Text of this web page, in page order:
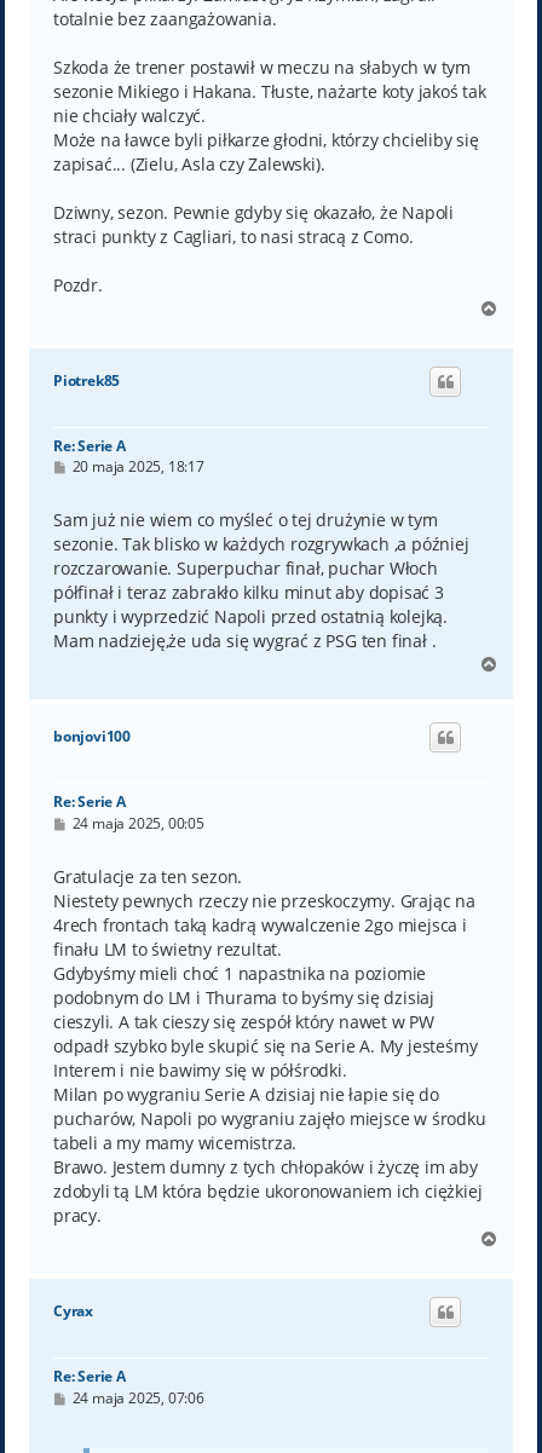
totalnie bez zaangażowania.
Szkoda że trener postawił w meczu na słabych w tym
sezonie Mikiego i Hakana. Tłuste, nażarte koty jakoś tak
nie chciały walczyć.
Może na ławce byli piłkarze głodni, którzy chcieliby się
zapisać... (Zielu, Asla czy Zalewski).
Dziwny, sezon. Pewnie gdyby się okazało, że Napoli
straci punkty z Cagliari, to nasi stracą z Como.
Pozdr.
g
Piotrek85
Re: Serie A
P
t
20 maja 2025, 18:17
Sam już nie wiem co myśleć o tej drużynie w tym
sezonie. Tak blisko w każdych rozgrywkach ,a później
rozczarowanie. Superpuchar finał, puchar Włoch
półfinał i teraz zabrakło kilku minut aby dopisać 3
punkty i wyprzedzić Napoli przed ostatnią kolejką.
Mam nadzieję,że uda się wygrać z PSG ten finał .
g
bonjovi100
Re: Serie A
P
t
24 maja 2025, 00:05
Gratulacje za ten sezon.
Niestety pewnych rzeczy nie przeskoczymy. Grając na
4rech frontach taką kadrą wywalczenie 2go miejsca i
finału LM to świetny rezultat.
Gdybyśmy mieli choć 1 napastnika na poziomie
podobnym do LM i Thurama to byśmy się dzisiaj
cieszyli. A tak cieszy się zespół który nawet w PW
odpadł szybko byle skupić się na Serie A. My jesteśmy
Interem i nie bawimy się w półśrodki.
Milan po wygraniu Serie A dzisiaj nie łapie się do
pucharów, Napoli po wygraniu zajęło miejsce w środku
tabeli a my mamy wicemistrza.
Brawo. Jestem dumny z tych chłopaków i życzę im aby
zdobyli tą LM która będzie ukoronowaniem ich ciężkiej
pracy.
g
Cyrax
Re: Serie A
P24 maja 2025, 07:06